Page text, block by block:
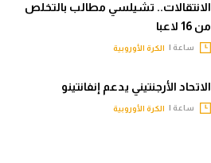
الانتقالات.. تشيلسي مطالب بالتخلص
من 16 لاعبا
ساعة | الكرة الأوروبية
الاتحاد الأرجنتيني يدعم إنفانتينو
ساعة | الكرة الأوروبية